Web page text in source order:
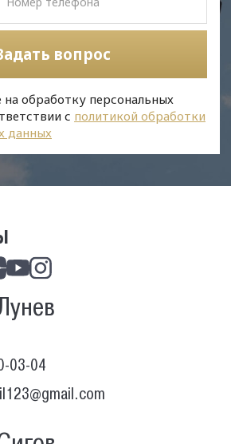
вопрос
на обработку персональных
с политикой обработки
данных
03-04